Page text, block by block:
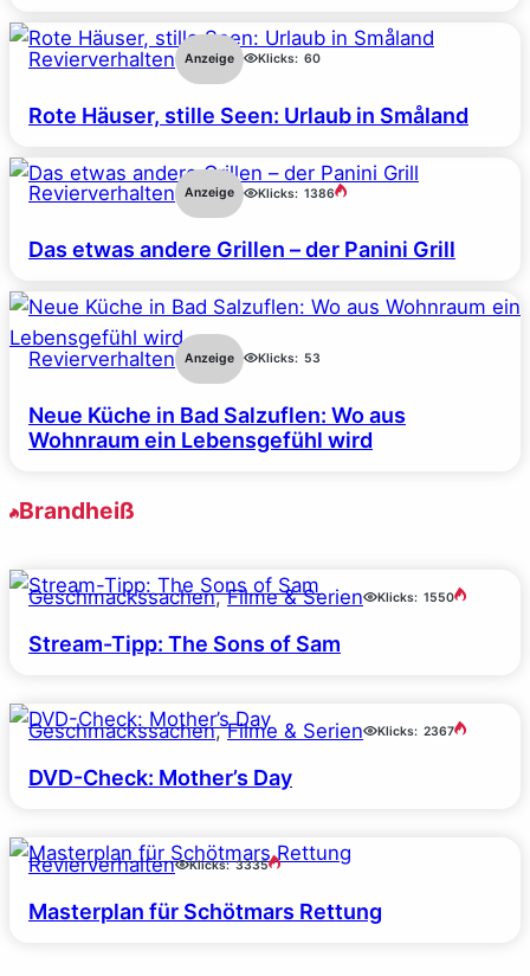
Revierverhalten Anzeige Klicks: 60
Rote Häuser, stille Seen: Urlaub in Småland
Revierverhalten Anzeige Klicks: 1386
Das etwas andere Grillen – der Panini Grill
Revierverhalten Anzeige Klicks: 53
Neue Küche in Bad Salzuflen: Wo aus
Wohnraum ein Lebensgefühl wird
Brandheiß
Geschmackssachen, Filme & Serien Klicks: 1550
Stream-Tipp: The Sons of Sam
Geschmackssachen, Filme & Serien Klicks: 2367
DVD-Check: Mother’s Day
Revierverhalten Klicks: 3335
Masterplan für Schötmars Rettung